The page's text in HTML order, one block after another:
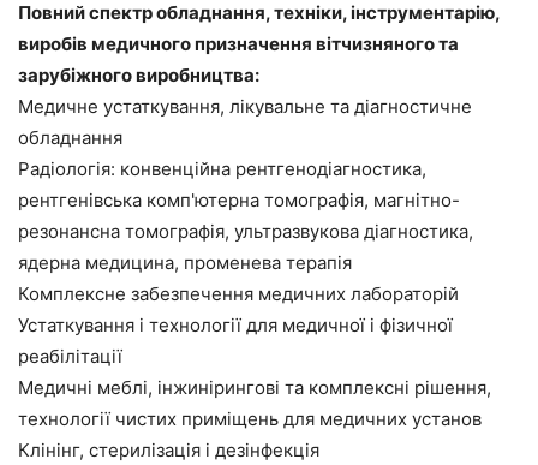
Повний спектр обладнання, техніки, інструментарію,
виробів медичного призначення вітчизняного та
зарубіжного виробництва:
Медичне устаткування, лікувальне та діагностичне
обладнання
Радіологія: конвенційна рентгенодіагностика,
рентгенівська комп'ютерна томографія, магнітно-
резонансна томографія, ультразвукова діагностика,
ядерна медицина, променева терапія
Комплексне забезпечення медичних лабораторій
Устаткування і технології для медичної і фізичної
реабілітації
Медичні меблі, інжинірингові та комплексні рішення,
технології чистих приміщень для медичних установ
Клінінг, стерилізація і дезінфекція